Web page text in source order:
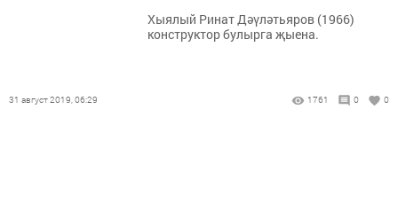
Хыялый Ринат Дәүләтьяров (1966)
конструктор булырга җыена.
31 август 2019, 06:29 1761 0 0